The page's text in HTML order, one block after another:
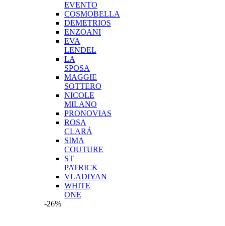
EVENTO
COSMOBELLA
DEMETRIOS
ENZOANI
EVA
LENDEL
LA
SPOSA
MAGGIE
SOTTERO
NICOLE
MILANO
PRONOVIAS
ROSA
CLARÁ
SIMA
COUTURE
ST
PATRICK
VLADIYAN
WHITE
ONE
-26%